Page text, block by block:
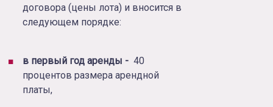
договора (цены лота) и вносится в
следующем порядке:
в первый год аренды -40
процентов размера арендной
платы,